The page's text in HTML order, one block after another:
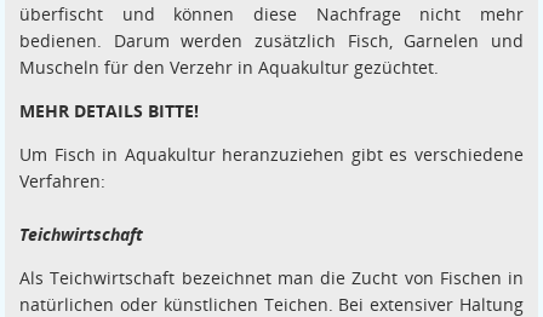
überfischt und können diese Nachfrage nicht mehr
bedienen. Darum werden zusätzlich Fisch, Garnelen und
Muscheln für den Verzehr in Aquakultur gezüchtet.
MEHR DETAILS BITTE!
Um Fisch in Aquakultur heranzuziehen gibt es verschiedene
Verfahren:
Teichwirtschaft
Als Teichwirtschaft bezeichnet man die Zucht von Fischen in
natürlichen oder künstlichen Teichen. Bei extensiver Haltung